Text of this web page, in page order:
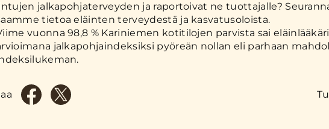
jalkapohjaterveyden ja raportoivat ne tuottajalle?
tietoa eläinten terveydestä ja kasvatusoloista.
vuonna 98,8 % Kariniemen kotitilojen parvista sai
jalkapohjaindeksiksi pyöreän nollan eli parhaan